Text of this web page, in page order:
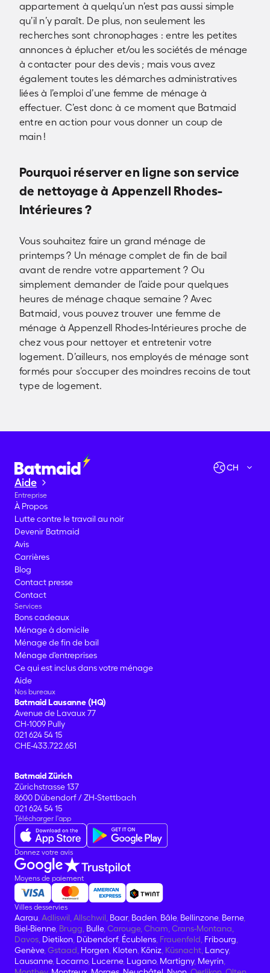
appartement à quelqu’un n’est pas aussi simple
qu’il n’y paraît. De plus, non seulement les
recherches sont chronophages : entre les petites
annonces à éplucher et/ou les sociétés de ménage
à contacter pour des devis ; mais vous avez
également toutes les démarches administratives
liées à l’emploi d’une femme de ménage à
effectuer. C’est donc à ce moment que Batmaid
entre en action pour vous donner un coup de
main !
Pourquoi réserver en ligne son service
de nettoyage à Appenzell Rhodes-
Intérieures ?
Vous souhaitez faire un grand ménage de
printemps ? Un ménage complet de fin de bail
avant de rendre votre appartement ? Ou
simplement demander de l’aide pour quelques
heures de ménage chaque semaine ? Avec
Batmaid, vous pouvez trouver une femme de
ménage à Appenzell Rhodes-Intérieures proche de
chez vous pour nettoyer et entretenir votre
logement. D’ailleurs, nos employés de ménage sont
formés pour s’occuper des moindres recoins de tout
type de logement.
CH
Aide
Entreprise
À Propos
Lutte contre le travail au noir
Devenir Batmaid
Avis
Carrières
Blog
Contact presse
Contact
Services
Bons cadeaux
Ménage à domicile
Ménage de fin de bail
Ménage d'entreprises
Ce qui est inclus dans votre ménage
Aide
Nos bureaux
Batmaid Lausanne (HQ)
Avenue de Lavaux 77
CH-1009 Pully
021 624 54 15
CHE-433.722.651
Batmaid Zürich
Zürichstrasse 137
8600 Dübendorf / ZH-Stettbach
021 624 54 15
Télécharger l'app
Donnez votre avis
Moyens de paiement
Villes desservies
Aarau , Adliswil, Allschwil, Baar, Baden Bâle, Bellinzone, Berne,
Biel-Bienne, Brugg, Bulle, Carouge, Cham, Crans-Montana,
Davos, Dietikon Dübendorf, Écublens , Frauenfeld, Fribourg
Genève, Gstaad, Horgen Kloten Köniz , Küsnacht, Lancy,
Lausanne, Locarno, Lucerne, Lugano, Martigny, Meyrin